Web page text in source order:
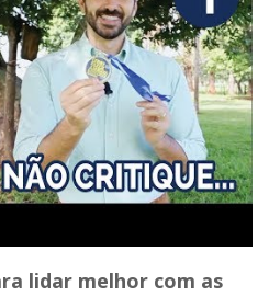
lidar melhor com as